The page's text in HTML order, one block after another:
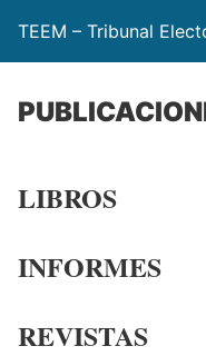
TEEM – Tribunal
LIBROS
INFORMES
REVISTAS